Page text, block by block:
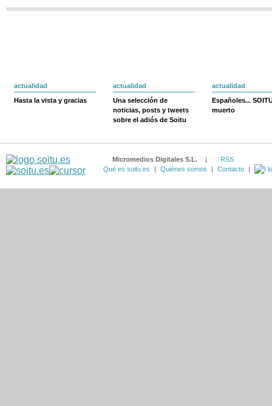
actualidad
Hasta la vista y gracias
actualidad
Una selección de
noticias, posts y tweets
sobre el adiós de Soitu
actualidad
Españoles...
muerto
Micromedios Digitales S.L. |
RSS
Qué es soitu.es
| Quiénes somos | Contacto |